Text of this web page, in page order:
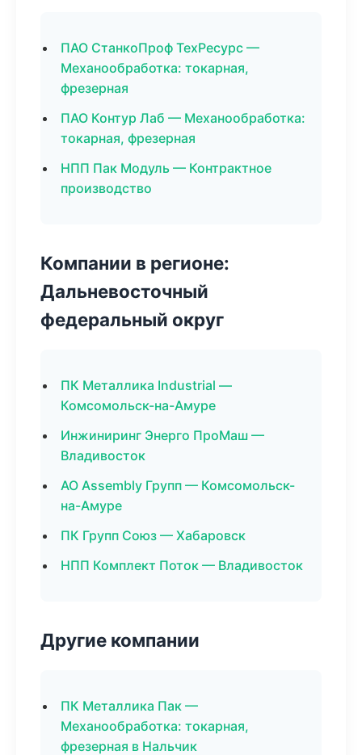
ПАО СтанкоПроф ТехРесурс —
Механообработка: токарная,
фрезерная
ПАО Контур Лаб — Механообработка:
токарная, фрезерная
НПП Пак Модуль — Контрактное
производство
Компании в регионе:
Дальневосточный
федеральный округ
ПК Металлика Industrial —
Комсомольск-на-Амуре
Инжиниринг Энерго ПроМаш —
Владивосток
АО Assembly Групп — Комсомольск-
на-Амуре
ПК Групп Союз — Хабаровск
НПП Комплект Поток — Владивосток
Другие компании
ПК Металлика Пак —
Механообработка: токарная,
фрезерная в Нальчик